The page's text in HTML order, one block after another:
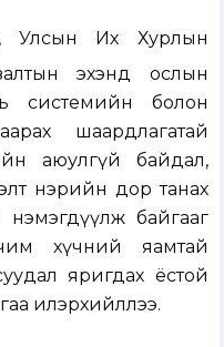
Улсын Их Хурлын
эхэнд ослын
системийн болон
шаардлагатай
аюулгүй байдал,
нэрийн дор танах
байгааг
хүчний яамтай
яригдах ёстой
илэрхийллээ.